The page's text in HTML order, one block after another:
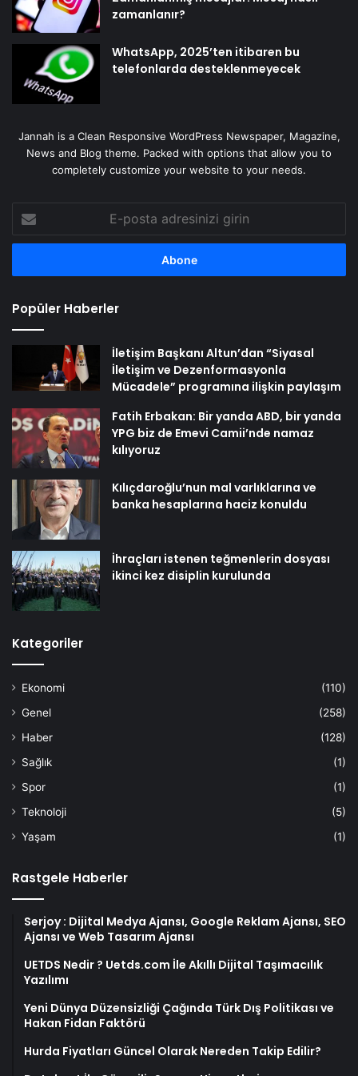
zamanlanır?
WhatsApp, 2025’ten itibaren bu
telefonlarda desteklenmeyecek
Jannah is a Clean Responsive WordPress Newspaper, Magazine,
News and Blog theme. Packed with options that allow you to
completely customize your website to your needs.
posta
adresinizi
Popüler Haberler
İletişim Başkanı Altun’dan “Siyasal
İletişim ve Dezenformasyonla
Mücadele” programına ilişkin paylaşım
Fatih Erbakan: Bir yanda ABD, bir yanda
YPG biz de Emevi Camii’nde namaz
kılıyoruz
Kılıçdaroğlu’nun mal varlıklarına ve
banka hesaplarına haciz konuldu
İhraçları istenen teğmenlerin dosyası
ikinci kez disiplin kurulunda
Kategoriler
Ekonomi
(110)
Genel
(258)
Haber
(128)
Sağlık
(1)
Spor
(1)
Teknoloji
(5)
Yaşam
(1)
Rastgele Haberler
Serjoy : Dijital Medya Ajansı, Google Reklam Ajansı, SEO
Ajansı ve Web Tasarım Ajansı
UETDS Nedir ? Uetds.com İle Akıllı Dijital Taşımacılık
Yazılımı
Yeni Dünya Düzensizliği Çağında Türk Dış Politikası ve
Hakan Fidan Faktörü
Hurda Fiyatları Güncel Olarak Nereden Takip Edilir?